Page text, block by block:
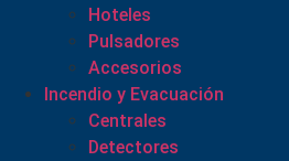
Hoteles
Pulsadores
Accesorios
Incendio y Evacuación
Centrales
Detectores